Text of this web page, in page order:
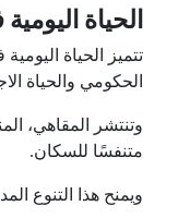
الحياة
تتميز الحياة
الحكومي والحياة
وتنتشر المقاهي،
متنفسًا للسكان.
ويمنح هذا التنوع